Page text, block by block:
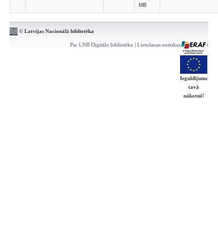
MB
© Latvijas Nacionālā bibliotēka
Par LNB Digitālo bibliotēku | Lietošanas noteikumi | Kontakti
Ieguldījums
tavā
nākotnē!